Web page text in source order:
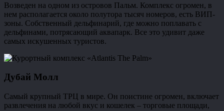
Возведен на одном из островов Пальм. Комплекс огромен, в
нем располагается около полутора тысяч номеров, есть ВИП-
зоны. Собственный дельфинарий, где можно поплавать с
дельфинами, потрясающий аквапарк. Все это удивит даже
самых искушенных туристов.
Дубай Молл
Самый крупный ТРЦ в мире. Он поистине огромен, включает
развлечения на любой вкус и кошелек – торговые площади,